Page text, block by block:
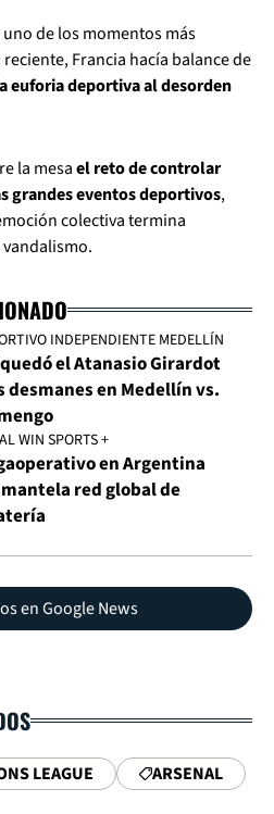
de los momentos más
Francia hacía balance de
euforia deportiva al desorden
la mesael reto de controlar
grandes eventos deportivos,
colectiva termina
INDEPENDIENTE MEDELLÍN
el Atanasio Girardot
desmanes en Medellín vs.
WIN SPORTS +
en Argentina
red global de
en Google News
LEAGUE ARSENAL